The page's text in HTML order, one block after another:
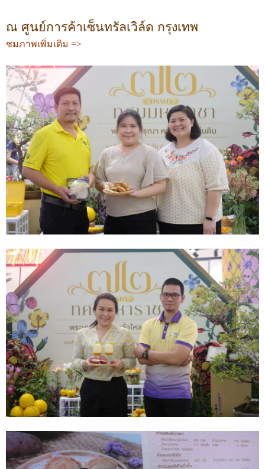
ณ ศูนย์การค้าเซ็นทรัลเวิล์ด กรุงเทพ
ชมภาพเพิ่มเติม =>